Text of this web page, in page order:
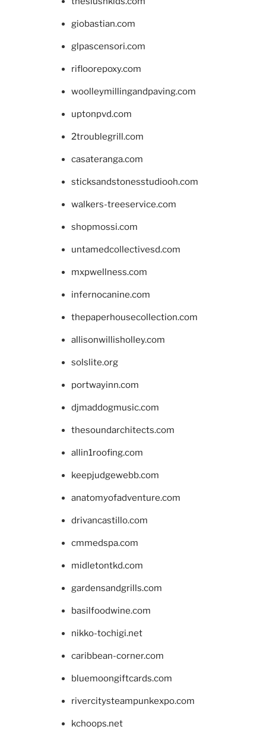
giobastian.com
glpascensori.com
rifloorepoxy.com
woolleymillingandpaving.com
uptonpvd.com
2troublegrill.com
casateranga.com
sticksandstonesstudiooh.com
walkers-treeservice.com
shopmossi.com
untamedcollectivesd.com
mxpwellness.com
infernocanine.com
thepaperhousecollection.com
allisonwillisholley.com
solslite.org
portwayinn.com
djmaddogmusic.com
thesoundarchitects.com
allin1roofing.com
keepjudgewebb.com
anatomyofadventure.com
drivancastillo.com
cmmedspa.com
midletontkd.com
gardensandgrills.com
basilfoodwine.com
nikko-tochigi.net
caribbean-corner.com
bluemoongiftcards.com
rivercitysteampunkexpo.com
kchoops.net